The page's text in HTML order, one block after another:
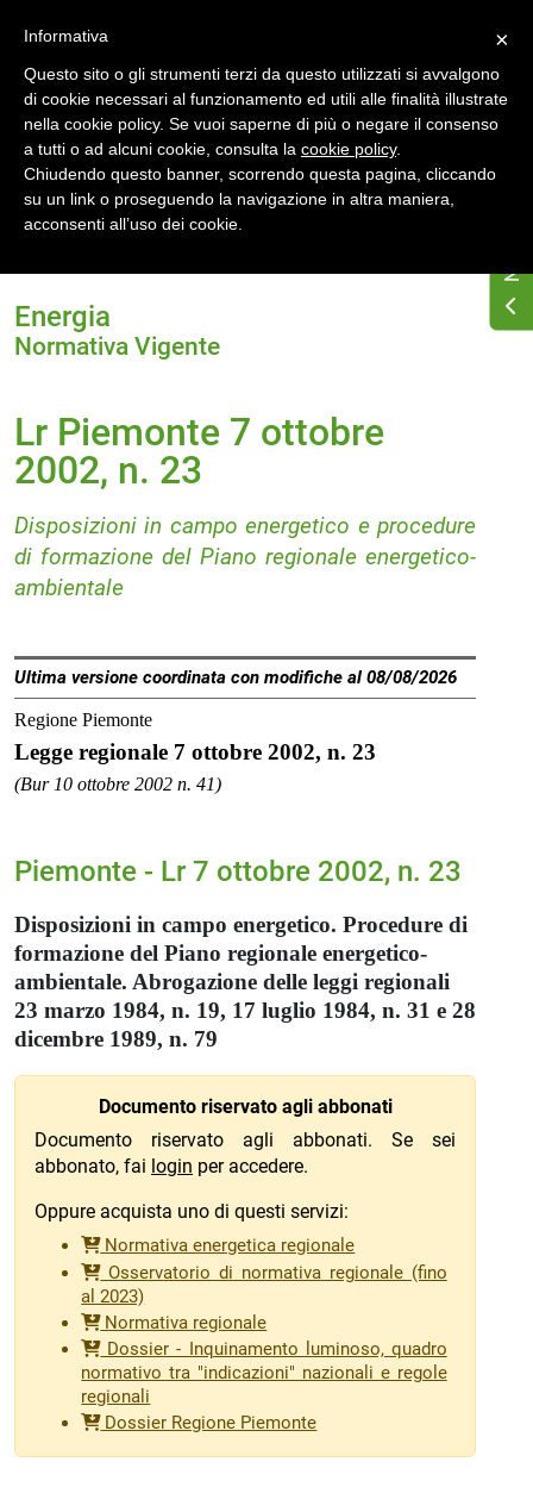
Home
Normativa energetica regionale
Piemonte
Normativa Vigente
Energia
Normativa Vigente
Lr Piemonte 7 ottobre
2002, n. 23
Disposizioni in campo energetico e procedure
di formazione del Piano regionale energetico-
ambientale
Ultima versione coordinata con modifiche al 08/08/2026
Regione Piemonte
Legge regionale 7 ottobre 2002, n. 23
(Bur 10 ottobre 2002 n. 41)
Piemonte - Lr 7 ottobre 2002, n. 23
Disposizioni in campo energetico. Procedure di
formazione del Piano regionale energetico-
ambientale. Abrogazione delle leggi regionali
23 marzo 1984, n. 19, 17 luglio 1984, n. 31 e 28
dicembre 1989, n. 79
Documento riservato agli abbonati
Documento riservato agli abbonati. Se sei
abbonato, fai login per accedere.
Oppure acquista uno di questi servizi:
Normativa energetica regionale
Osservatorio di normativa regionale (fino
al 2023)
Normativa regionale
Dossier - Inquinamento luminoso, quadro
normativo tra "indicazioni" nazionali e regole
regionali
Dossier Regione Piemonte
×
Informativa
Questo sito o gli strumenti terzi da questo utilizzati si avvalgono
di cookie necessari al funzionamento ed utili alle finalità illustrate
nella cookie policy. Se vuoi saperne di più o negare il consenso
a tutti o ad alcuni cookie, consulta la cookie policy.
Chiudendo questo banner, scorrendo questa pagina, cliccando
su un link o proseguendo la navigazione in altra maniera,
acconsenti all’uso dei cookie.